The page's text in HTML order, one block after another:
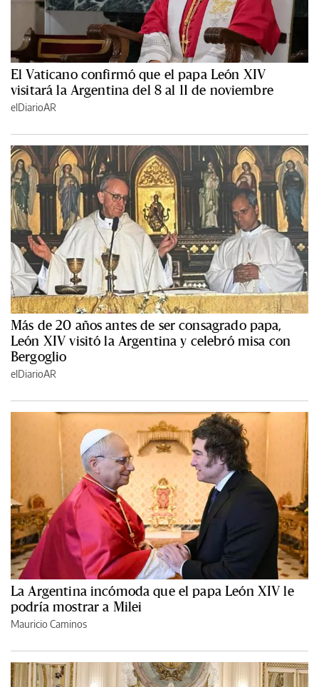
El Vaticano confirmó que el papa León XIV
visitará la Argentina del 8 al 11 de noviembre
elDiarioAR
Más de 20 años antes de ser consagrado papa,
León XIV visitó la Argentina y celebró misa con
Bergoglio
elDiarioAR
La Argentina incómoda que el papa León XIV le
podría mostrar a Milei
Mauricio Caminos